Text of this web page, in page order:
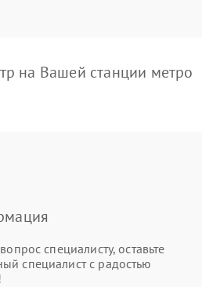
на Вашей станции метро
специалисту, оставьте
специалист с радостью